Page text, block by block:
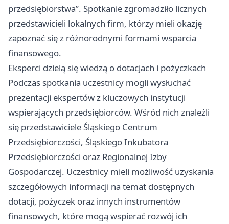
przedsiębiorstwa”. Spotkanie zgromadziło licznych
przedstawicieli lokalnych firm, którzy mieli okazję
zapoznać się z różnorodnymi formami wsparcia
finansowego.
Eksperci dzielą się wiedzą o dotacjach i pożyczkach
Podczas spotkania uczestnicy mogli wysłuchać
prezentacji ekspertów z kluczowych instytucji
wspierających przedsiębiorców. Wśród nich znaleźli
się przedstawiciele Śląskiego Centrum
Przedsiębiorczości, Śląskiego Inkubatora
Przedsiębiorczości oraz Regionalnej Izby
Gospodarczej. Uczestnicy mieli możliwość uzyskania
szczegółowych informacji na temat dostępnych
dotacji, pożyczek oraz innych instrumentów
finansowych, które mogą wspierać rozwój ich